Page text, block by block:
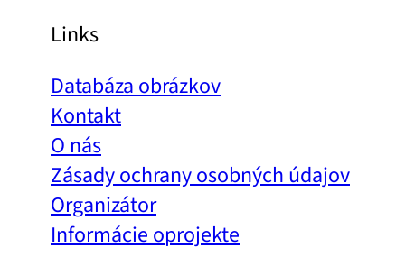
Links
Databáza obrázkov
Kontakt
O nás
Zásady ochrany osobných údajov
Organizátor
Informácie oprojekte